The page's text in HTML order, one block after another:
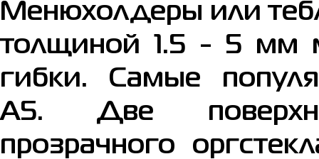
Менюхолдеры или
толщиной 1.5 - 5 мм
гибки. Самые
А5. Две
прозрачного